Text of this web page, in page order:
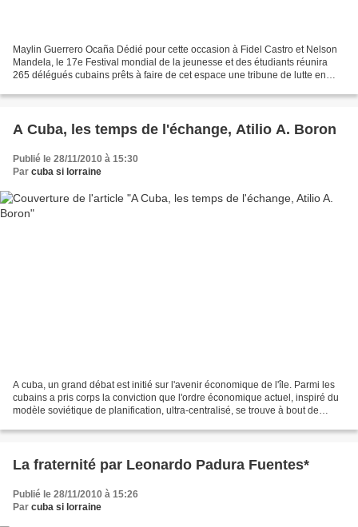
Maylin Guerrero Ocaña Dédié pour cette occasion à Fidel Castro et Nelson
Mandela, le 17e Festival mondial de la jeunesse et des étudiants réunira
265 délégués cubains prêts à faire de cet espace une tribune de lutte en
A Cuba, les temps de l'échange, Atilio A. Boron
Publié le 28/11/2010 à 15:30
Par cuba si lorraine
A cuba, un grand débat est initié sur l'avenir économique de l'île. Parmi les
cubains a pris corps la conviction que l'ordre économique actuel, inspiré du
modèle soviétique de planification, ultra-centralisé, se trouve à bout de
La fraternité par Leonardo Padura Fuentes*
Publié le 28/11/2010 à 15:26
Par cuba si lorraine